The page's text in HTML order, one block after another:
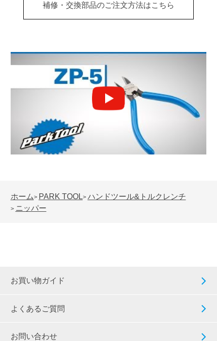
補修・交換部品のご注文方法はこちら
ホーム> PARK TOOL> ハンドツール&トルクレンチ
> ニッパー
お買い物ガイド
よくあるご質問
お問い合わせ